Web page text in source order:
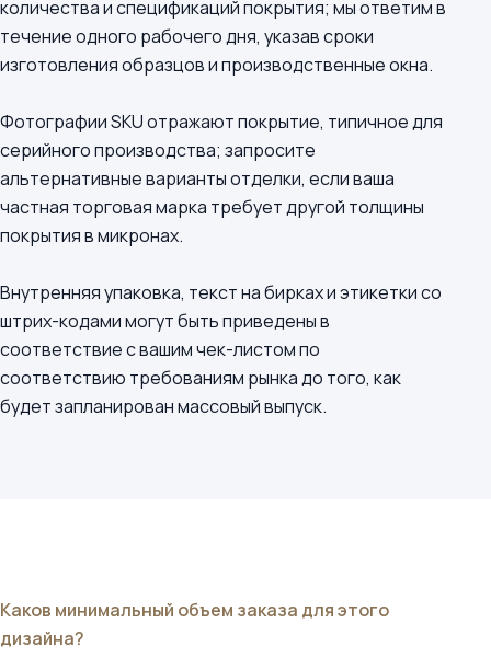
количества и спецификаций покрытия; мы ответим в
течение одного рабочего дня, указав сроки
изготовления образцов и производственные окна.
Фотографии SKU отражают покрытие, типичное для
серийного производства; запросите
альтернативные варианты отделки, если ваша
частная торговая марка требует другой толщины
покрытия в микронах.
Внутренняя упаковка, текст на бирках и этикетки со
штрих-кодами могут быть приведены в
соответствие с вашим чек-листом по
соответствию требованиям рынка до того, как
будет запланирован массовый выпуск.
Каков минимальный объем заказа для этого
дизайна?